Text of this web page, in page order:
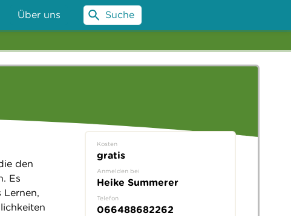
Über uns Suche
den
Es
Kosten
gratis
Anmelden bei
Heike Summerer
Telefon
066488682262